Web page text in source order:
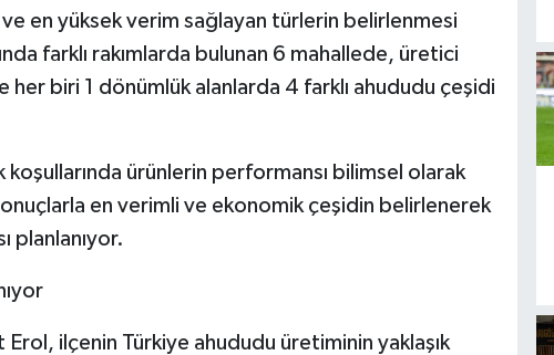
ve en yüksek verim sağlayan türlerin belirlenmesi
farklı rakımlarda bulunan 6 mahallede, üretici
biri 1 dönümlük alanlarda 4 farklı ahududu çeşidi
koşullarında ürünlerin performansı bilimsel olarak
en verimli ve ekonomik çeşidin belirlenerek
planlanıyor.
Erol, ilçenin Türkiye ahududu üretiminin yaklaşık